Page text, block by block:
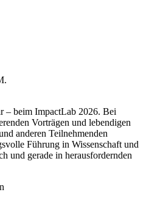
– beim ImpactLab 2026. Bei
Vorträgen und lebendigen
anderen Teilnehmenden
Führung in Wissenschaft und
und gerade in herausfordernden